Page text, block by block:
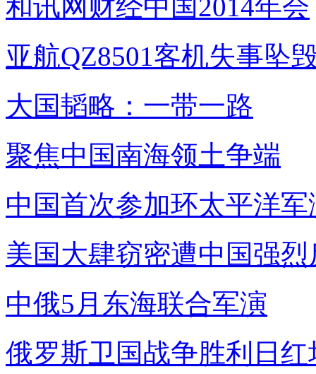
和讯网财经中国2014年会
亚航QZ8501客机失事坠
大国韬略：一带一路
聚焦中国南海领土争端
中国首次参加环太平洋军
美国大肆窃密遭中国强烈
中俄5月东海联合军演
俄罗斯卫国战争胜利日红